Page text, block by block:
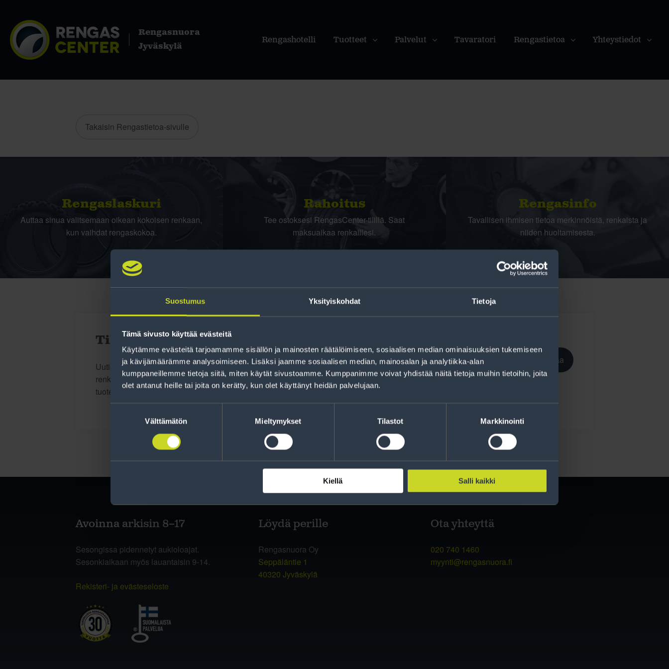
Suostumus Yksityiskohdat Tietoja
Tämä sivusto käyttää evästeitä
Käytämme evästeitä tarjoamamme sisällön ja mainosten räätälöimiseen, sosiaalisen median ominaisuuksien tukemiseen
ja kävijämäärämme analysoimiseen. Lisäksi jaamme sosiaalisen median, mainosalan ja analytiikka-alan
kumppaneillemme tietoja siitä, miten käytät sivustoamme. Kumppanimme voivat yhdistää näitä tietoja muihin tietoihin, joita
olet antanut heille tai joita on kerätty, kun olet käyttänyt heidän palvelujaan.
Välttämätön Mieltymykset Tilastot Markkinointi
Kiellä Salli kaikki
Rengasnuora
Jyväskylä
Rengashotelli Tuotteet Palvelut Tavaratori Rengastietoa Yhteystiedot
Takaisin Rengastietoa-sivulle
Rengas­laskuri
Auttaa sinua valitsemaan oikean kokoisen renkaan,
kun vaihdat rengaskokoa.
Rahoitus
Tee ostoksesi RengasCenter-tilillä. Saat
maksuaikaa renkaillesi.
Rengasinfo
Tavallisen ihmisen tietoa merkinnöistä, renkaista ja
niiden huoltamisesta.
Tilaa uutiskirje
Uutiskirjeessä saat autonomistajan ajankohtaista tietoa
renkaisiin liittyen, kausimuistutukset sekä parhaat
tuotetarjouksemme.
Tilaa
Avoinna arkisin 8–17
Sesongissa pidennetyt aukioloajat.
Sesonkiaikaan myös lauantaisin 9-14.
Rekisteri- ja evästeseloste
Löydä perille
Rengasnuora Oy
Seppäläntie 1
40320 Jyväskylä
Ota yhteyttä
020 740 1460
myynti@rengasnuora.fi